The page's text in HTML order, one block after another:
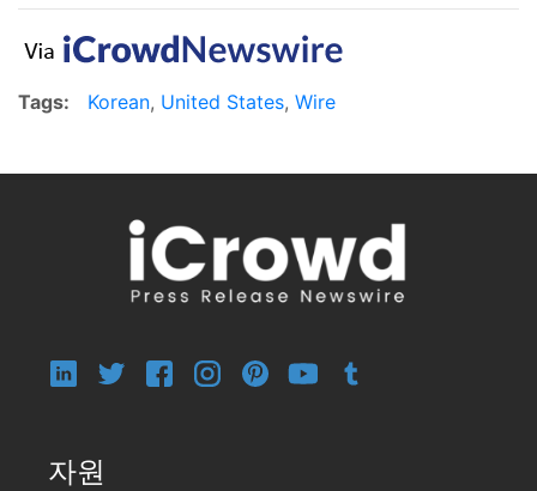
Tags: Korean, United States, Wire
자원